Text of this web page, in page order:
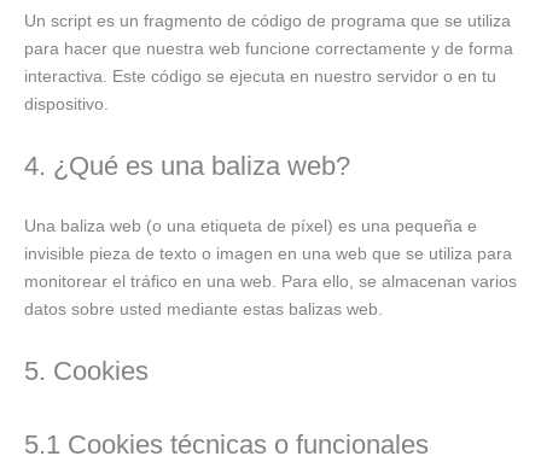
Un script es un fragmento de código de programa que se utiliza
para hacer que nuestra web funcione correctamente y de forma
interactiva. Este código se ejecuta en nuestro servidor o en tu
dispositivo.
4. ¿Qué es una baliza web?
Una baliza web (o una etiqueta de píxel) es una pequeña e
invisible pieza de texto o imagen en una web que se utiliza para
monitorear el tráfico en una web. Para ello, se almacenan varios
datos sobre usted mediante estas balizas web.
5. Cookies
5.1 Cookies técnicas o funcionales